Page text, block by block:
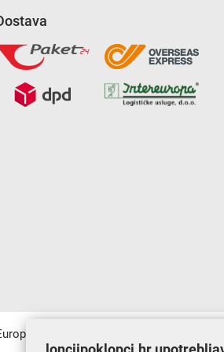
fonda za regionalni razvoj u